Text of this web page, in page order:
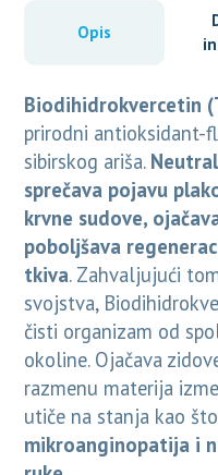
Opis
Biodihidrokvercetin
prirodni antioksidant-
sibirskog ariša.
sprečava pojavu
krvne sudove,
poboljšava
tkiva. Zahvaljujući
svojstva,
čisti organizam od
okoline. Ojačava
razmenu materija
utiče na stanja kao
mikroanginopatija i